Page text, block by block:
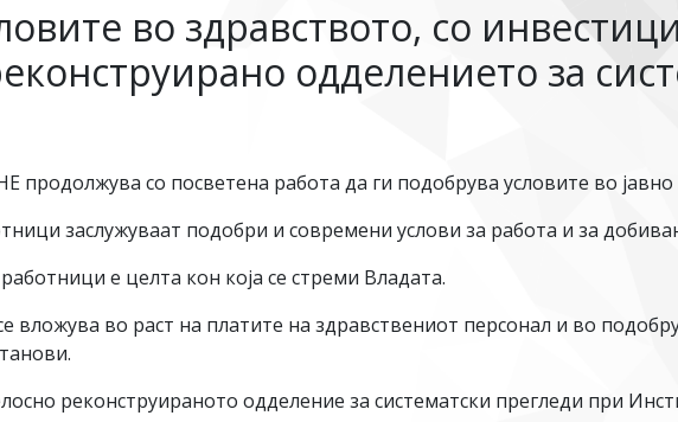
во здравството, со
одделението за
со посветена работа да ги подобрува условите во јавно
заслужуваат подобри и современи услови за работа и за
е целта кон која се стреми Владата.
вложува во раст на платите на здравствениот персонал и во
реконструираното одделение за систематски прегледи при